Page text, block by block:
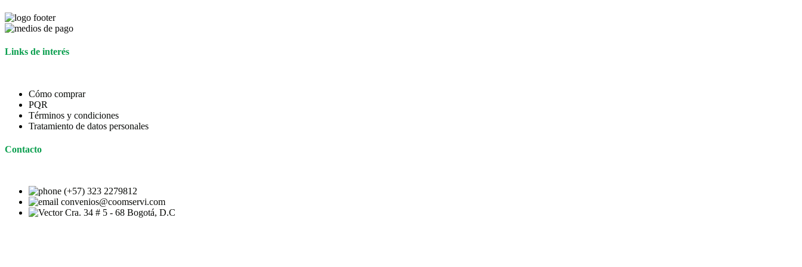
Links de interés
Cómo comprar
PQR
Términos y condiciones
Tratamiento de datos personales
Contacto
(+57) 323 2279812
convenios@coomservi.com
Cra. 34 # 5 - 68 Bogotá, D.C